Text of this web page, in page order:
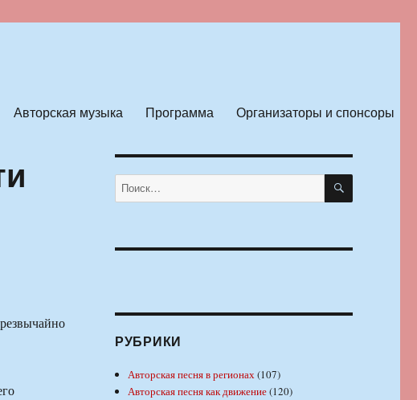
Авторская музыка Программа Организаторы и спонсоры
Искать: ПОИСК
РУБРИКИ
Авторская песня в регионах(107)
Авторская песня как движение(120)